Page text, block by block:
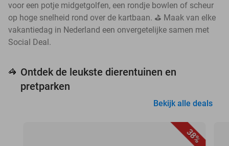
voor een potje midgetgolfen, een rondje bowlen of scheur
op hoge snelheid rond over de kartbaan. ⛳ Maak van elke
vakantiedag in Nederland een onvergetelijke samen met
Social Deal.
🦓 Ontdek de leukste dierentuinen en
pretparken
Bekijk alle deals
38%